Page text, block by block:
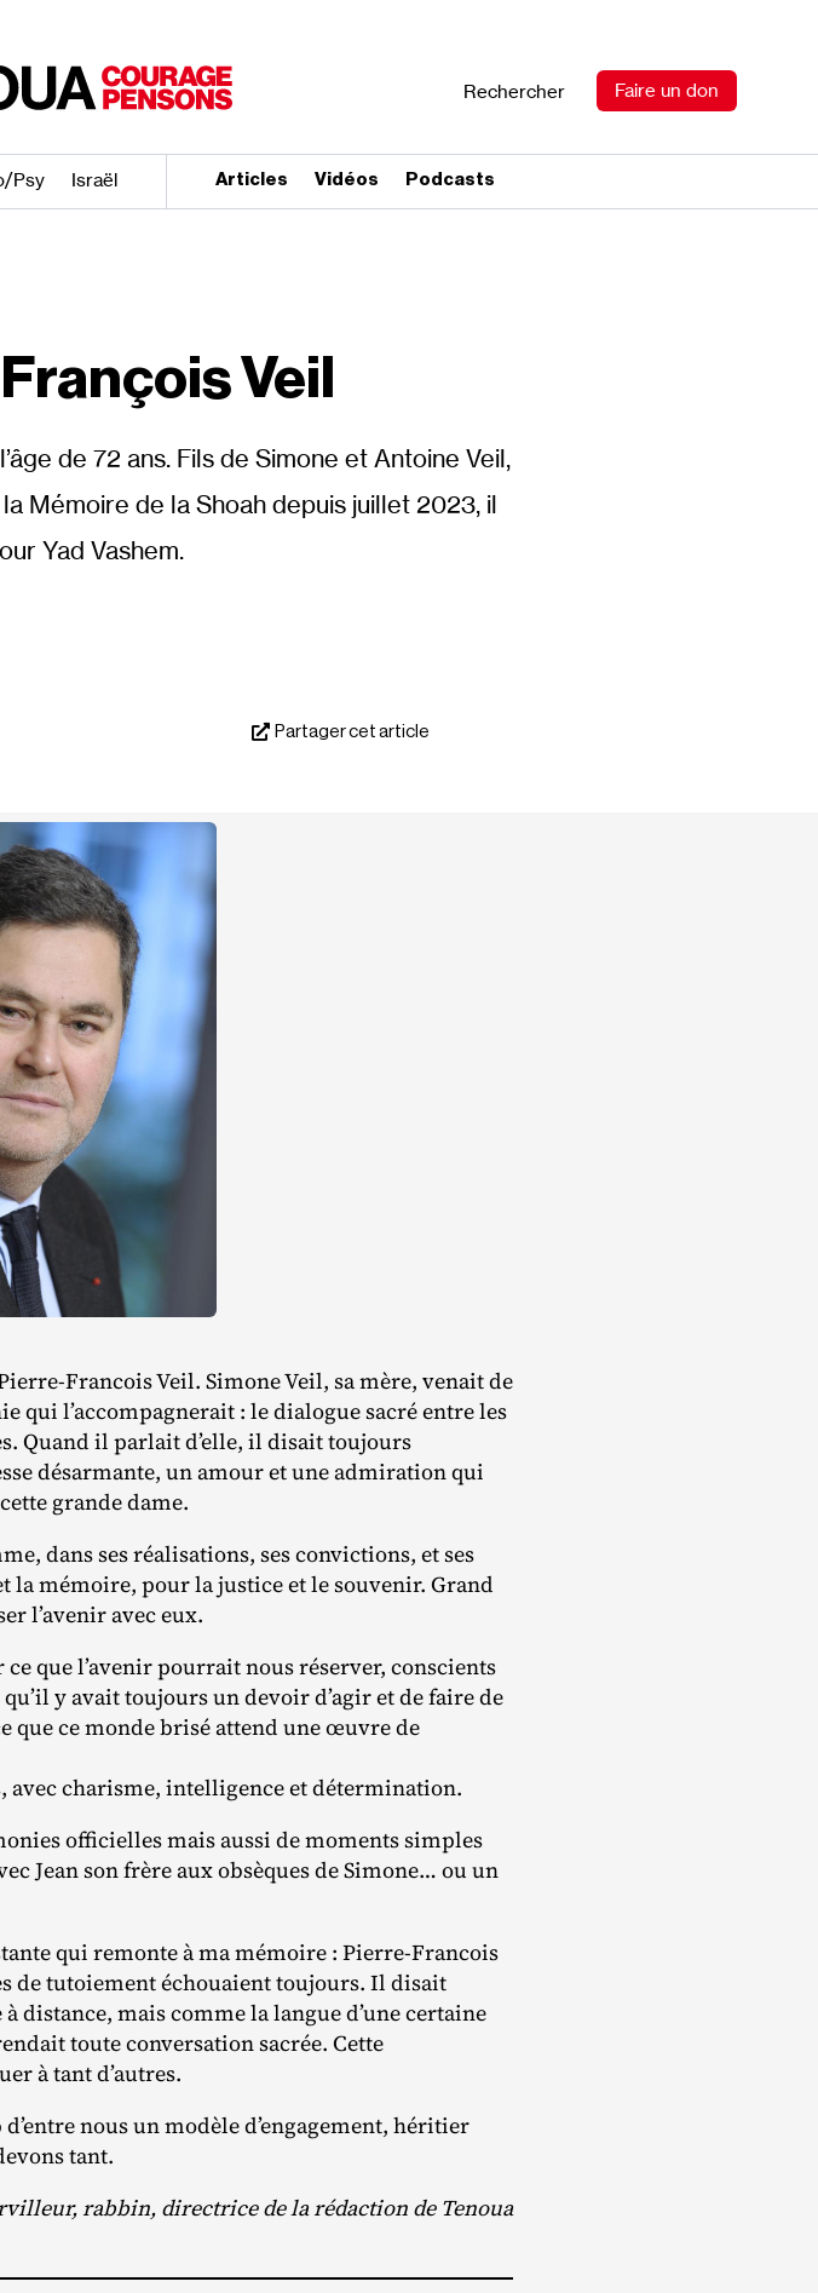
Rechercher Faire un don
​Psy Israël Articles Vidéos Podcasts
Veil
de 72 ans. Fils de Simone et Antoine Veil,
Mémoire de la Shoah depuis juillet 2023, il
Yad Vashem.
Partager cet article
Veil. Simone Veil, sa mère, venait de
qui l’accompagnerait : le dialogue sacré entre les
Quand il parlait d’elle, il disait toujours
désarmante, un amour et une admiration qui
grande dame.
dans ses réalisations, ses convictions, et ses
la mémoire, pour la justice et le souvenir. Grand
l’avenir avec eux.
que l’avenir pourrait nous réserver, conscients
y avait toujours un devoir d’agir et de faire de
que ce monde brisé attend une œuvre de
avec charisme, intelligence et détermination.
officielles mais aussi de moments simples
Jean son frère aux obsèques de Simone… ou un
qui remonte à ma mémoire : Pierre‐​Francois
de tutoiement échouaient toujours. Il disait
mais comme la langue d’une certaine
toute conversation sacrée. Cette
à tant d’autres.
nous un modèle d’engagement, héritier
tant.
rabbin, directrice de la rédaction de Tenoua